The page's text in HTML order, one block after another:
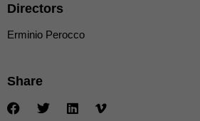
Directors
Erminio Perocco
Share
mehr.
Cookie-Informationen